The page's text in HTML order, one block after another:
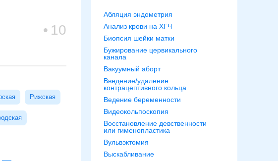
10
Рижская
Абляция эндометрия
Анализ крови на ХГЧ
Биопсия шейки матки
Бужирование цервикального
канала
Вакуумный аборт
Введение/удаление
контрацептивного кольца
Ведение беременности
Видеокольпоскопия
Восстановление девственности
или гименопластика
Вульвэктомия
Выскабливание